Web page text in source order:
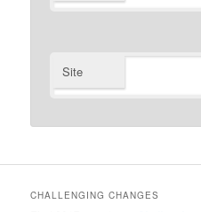
Site
CHALLENGING CHANGES